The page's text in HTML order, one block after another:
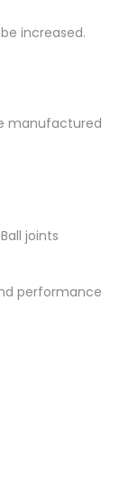
increased.
manufactured
joints
performance